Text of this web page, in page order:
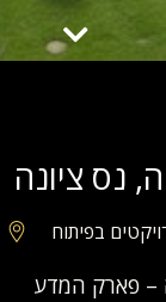
נס ציונה
בפיתוח
– פארק המדע